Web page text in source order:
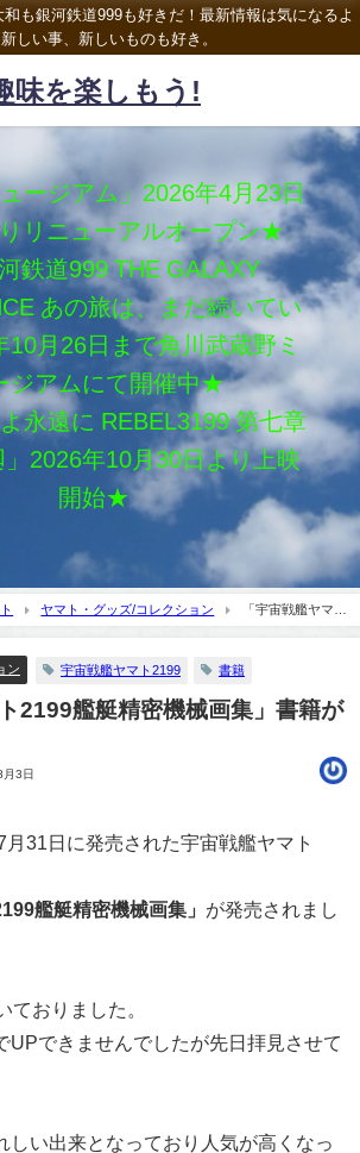
も銀河鉄道999も好きだ！最新情報は気になるよ
しい事、新しいものも好き。
味を楽しもう!
ージアム」2026年4月23日
りリニューアルオープン★
鉄道999 THE GALAXY
あの旅は、まだ続いてい
10月26日まで角川武蔵野ミ
ジアムにて開催中★
永遠に REBEL3199 第七章
2026年10月30日より上映
開始★
ヤマト・グッズ/コレクション
「宇宙戦艦ヤマト
ン 宇宙戦艦ヤマト2199 書籍
2199艦艇精密機械画集」書籍が
3日
31日に発売された宇宙戦艦ヤマト
艦艇精密機械画集」 が発売されまし
ておりました。
UPできませんでしたが先日拝見させて
しい出来となっており人気が高くなっ